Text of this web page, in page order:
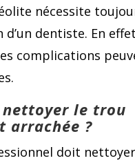
nécessite
d’un dentiste. En
complications
nettoyer le trou
arrachée ?
doit nettoyer